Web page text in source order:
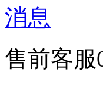
售前客服